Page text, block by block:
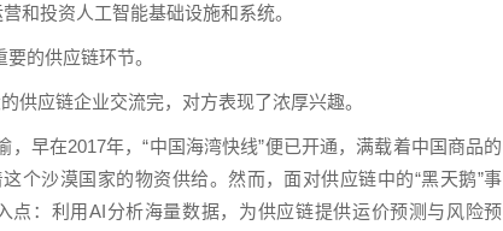
和投资人工智能基础设施和系统。
的供应链环节。
供应链企业交流完，对方表现了浓厚兴趣。
早在2017年，“中国海湾快线”便已开通，满载着中国商品的
个沙漠国家的物资供给。然而，面对供应链中的“黑天鹅”事
：利用AI分析海量数据，为供应链提供运价预测与风险预